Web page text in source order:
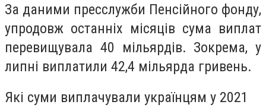
За даними пресслужби Пенсійного фонду,
упродовж останніх місяців сума виплат
перевищувала 40 мільярдів. Зокрема, у
липні виплатили 42,4 мільярда гривень.
Які суми виплачували українцям у 2021